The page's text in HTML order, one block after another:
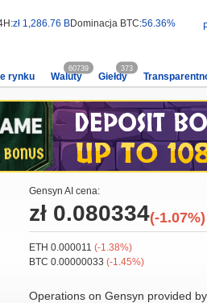
zł 1,286.76 BDominacja BTC:56.36%
rynku Waluty
60739
Giełdy
373
Gensyn AI cena:
zł 0.080334(-1.07%)
ETH 0.000011(-1.38%)
BTC 0.00000033(-1.45%)
Operations on Gensyn provided